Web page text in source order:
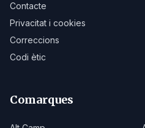
Contacte
Privacitat i cookies
Correccions
Codi ètic
Comarques